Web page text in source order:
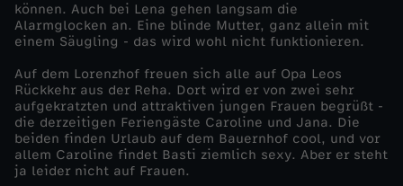
e
i
f
e
können. Auch bei Lena gehen langsam die
Alarmglocken an. Eine blinde Mutter, ganz allein mit
einem Säugling - das wird wohl nicht funktionieren.
Auf dem Lorenzhof freuen sich alle auf Opa Leos
Rückkehr aus der Reha. Dort wird er von zwei sehr
aufgekratzten und attraktiven jungen Frauen begrüßt -
die derzeitigen Feriengäste Caroline und Jana. Die
beiden finden Urlaub auf dem Bauernhof cool, und vor
allem Caroline findet Basti ziemlich sexy. Aber er steht
ja leider nicht auf Frauen.